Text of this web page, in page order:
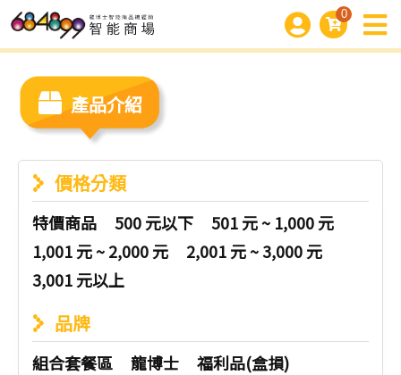
0
產品介紹
價格分類
特價商品 500 元以下
501 元 ~ 1,000 元
1,001 元 ~ 2,000 元
2,001 元 ~ 3,000 元
3,001 元以上
品牌
組合套餐區 龍博士
福利品(盒損)